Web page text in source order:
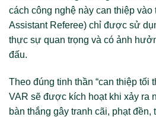
cách công nghệ này can thiệp vào
Assistant Referee) chỉ được sử
thực sự quan trọng và có ảnh
đấu.
Theo đúng tinh thần “can thiệp tối
VAR sẽ được kích hoạt khi xảy ra
bàn thắng gây tranh cãi, phạt đền,